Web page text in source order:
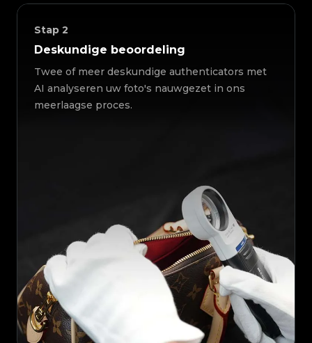
Stap 2
Deskundige beoordeling
Twee of meer deskundige authenticators met
AI analyseren uw foto's nauwgezet in ons
meerlaagse proces.